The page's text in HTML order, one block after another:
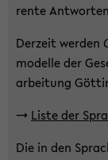
ren­te
Der­zeit wer­den
mo­del­le der
ar­bei­tung
-> Liste der
Die in den